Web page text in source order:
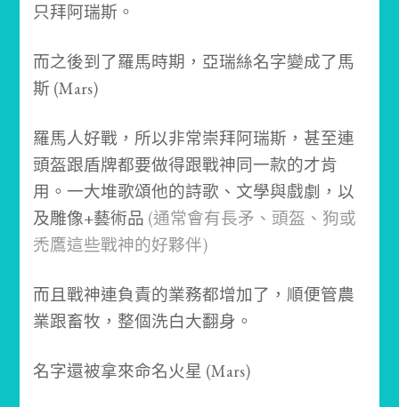
只拜阿瑞斯。
而之後到了羅馬時期，亞瑞絲名字變成了馬
斯 (Mars)
羅馬人好戰，所以非常崇拜阿瑞斯，甚至連
頭盔跟盾牌都要做得跟戰神同一款的才肯
用。一大堆歌頌他的詩歌、文學與戲劇，以
及雕像+藝術品 (通常會有長矛、頭盔、狗或
禿鷹這些戰神的好夥伴)
而且戰神連負責的業務都增加了，順便管農
業跟畜牧，整個洗白大翻身。
名字還被拿來命名火星 (Mars)